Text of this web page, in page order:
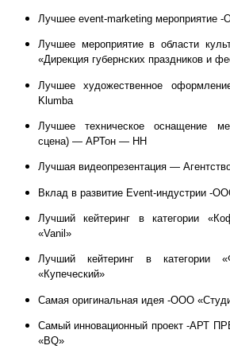
Лучшее event-marketing мероприятие
Лучшее мероприятие в области
«Дирекция губернских праздников и
Лучшее художественное
Klumba
Лучшее техническое оснащение
сцена) — АРТон — НН
Лучшая видеопрезентация —
Вклад в развитие Event-индустрии -
Лучший кейтеринг в категории
«Vanil»
Лучший кейтеринг в категории
«Купеческий»
Самая оригинальная идея -ООО
Самый инновационный проект -АРТ
«BQ»